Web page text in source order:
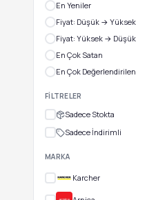
En Yeniler
Fiyat: Düşük → Yüksek
Fiyat: Yüksek → Düşük
En Çok Satan
En Çok Değerlendirilen
FILTRELER
Sadece Stokta
Sadece İndirimli
MARKA
Karcher